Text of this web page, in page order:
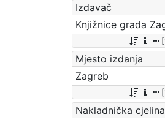
Izdavač
Knjižnice grada
Mjesto izdanja
Zagreb
Nakladnička cjelina